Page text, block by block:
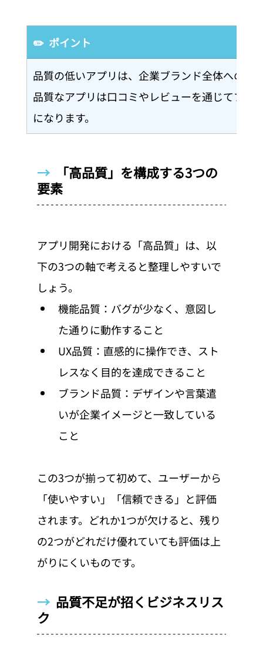
✏️  ポイント
品質の低いアプリは、企業ブランド全体への信
品質なアプリは口コミやレビューを通じてブラ
になります。
→
「高品質」を構成する3つの
要素
アプリ開発における「高品質」は、以
下の3つの軸で考えると整理しやすいで
しょう。
機能品質：バグが少なく、意図し
た通りに動作すること
UX品質：直感的に操作でき、スト
レスなく目的を達成できること
ブランド品質：デザインや言葉遣
いが企業イメージと一致している
こと
この3つが揃って初めて、ユーザーから
「使いやすい」「信頼できる」と評価
されます。どれか1つが欠けると、残り
の2つがどれだけ優れていても評価は上
がりにくいものです。
→ 品質不足が招くビジネスリス
ク